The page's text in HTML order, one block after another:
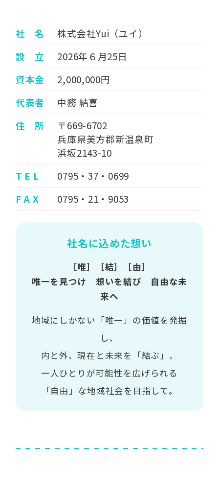
社 名
株式会社Yui（ユイ）
設 立
2026年６月25日
資本金
2,000,000円
代表者
中務 結喜
住 所
〒669-6702
兵庫県美方郡新温泉町
浜坂2143-10
T E L
0795・37・0699
F A X
0795・21・9053
社名に込めた想い
［唯］［結］［由］
唯一を見つけ 想いを結び 自由な未
来へ
地域にしかない「唯一」の価値を発掘
し、
内と外、現在と未来を「結ぶ」。
一人ひとりが可能性を広げられる
「自由」な地域社会を目指して。